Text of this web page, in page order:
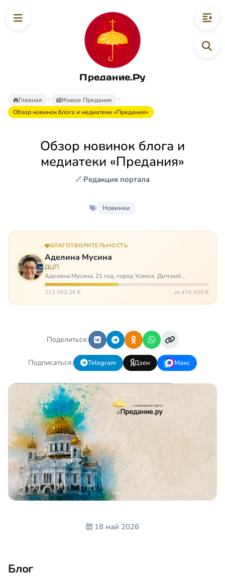
Предание.Ру
Главная
Живое Предание
Обзор новинок блога и медиатеки «Предания»
Обзор новинок блога и
медиатеки «Предания»
Редакция портала
Новинки
БЛАГОТВОРИТЕЛЬНОСТЬ
Аделина Мусина
ДЦП
Аделина Мусина, 21 год, город Усинск. Детский
церебральный паралич, передвигается на ходунках или
коляске. Аделине требуется помощь, чтобы ноги
213 392,36 ₽ из 476 650 ₽
Поделиться:
Подписаться: Telegram Дзен Макс
18 май 2026
Блог